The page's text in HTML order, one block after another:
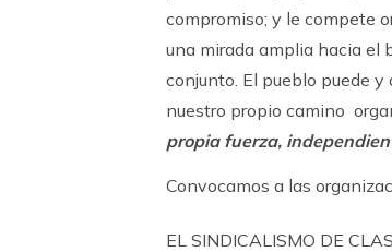
compromiso; y le compete
una mirada amplia hacia el
conjunto. El pueblo puede
nuestro propio camino
propia fuerza,
Convocamos a las
EL SINDICALISMO DE